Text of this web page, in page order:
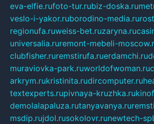
eva-elfie.rufoto-tur.rubiz-doska.ru
veslo-i-yakor.ruborodino-media.ru
regionufa.ruweiss-bet.ruzaryna.ru
universalia.ruremont-mebeli-
clubfisher.ruremstirufa.ruerdamchi.ru
muraviovka-park.ruworldofwoman.ru
arkrym.rukristinita.rudircomputer.ru
textexperts.rupivnaya-kruzhka.ru
demolalapaluza.rutanyavanya.ru
msdip.rujdol.rusokolovr.runewtech-